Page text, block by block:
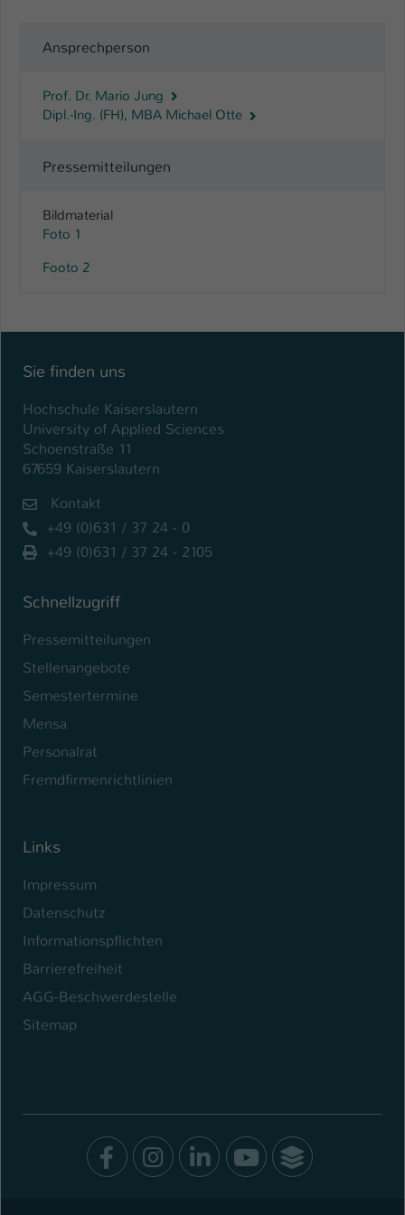
Ansprechperson
Prof. Dr. Mario Jung
Dipl.-Ing. (FH), MBA Michael Otte
Pressemitteilungen
Bildmaterial
Foto 1
Footo 2
Sie finden uns
Hochschule Kaiserslautern
University of Applied Sciences
Schoenstraße 11
67659 Kaiserslautern
Kontakt
+49 (0)631 / 37 24 - 0
+49 (0)631 / 37 24 - 2105
Schnellzugriff
Pressemitteilungen
Stellenangebote
Semestertermine
Mensa
Personalrat
Fremdfirmenrichtlinien
Links
Impressum
Datenschutz
Informationspflichten
Barrierefreiheit
AGG-Beschwerdestelle
Sitemap
Facebook
Instagram
LinkedIn
Youtube